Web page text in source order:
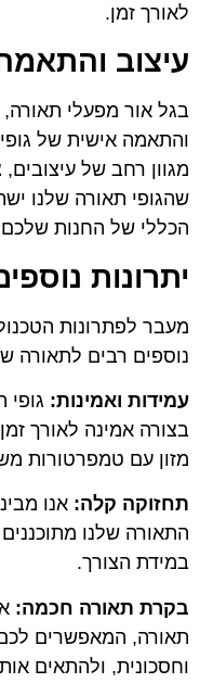
לאורך זמן.
עיצוב
בגל אור מפעלי
והתאמה אישית של
מגוון רחב של
שהגופי תאורה שלנו
הכללי של החנות
יתרונות
מעבר לפתרונות
נוספים רבים לתאורה
עמידות ואמינות: גופי
בצורה אמינה לאורך
מזון עם טמפרטורות
תחזוקה קלה: אנו
התאורה שלנו
במידת הצורך.
בקרת תאורה חכמה:
תאורה, המאפשרים
וחסכונית, ולהתאים